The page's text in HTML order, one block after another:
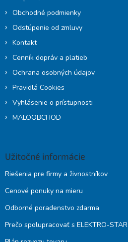
Obchodné podmienky
Odstúpenie od zmluvy
Kontakt
Cenník dopráv a platieb
Ochrana osobných údajov
Pravidlá Cookies
Vyhlásenie o prístupnosti
MALOOBCHOD
Užitočné informácie
Riešenia pre firmy a živnostníkov
Cenové ponuky na mieru
Odborné poradenstvo zdarma
Prečo spolupracovať s ELEKTRO-STAR